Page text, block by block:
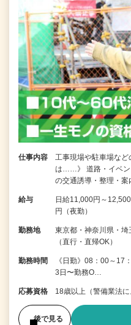
仕事内容
工事現場や駐車場な
は……》 道路・イベン
の交通誘導・整理・
給与
日給11,000円～
円（夜勤）
勤務地
東京都・神奈川県・
（直行・直帰OK）
勤務時間
《日勤》08：00～
3日〜勤務O…
応募資格 18歳以上（警備業法
後で見る